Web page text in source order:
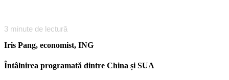
3 minute de lectură
Iris Pang, economist, ING
Întâlnirea programată dintre China și SUA